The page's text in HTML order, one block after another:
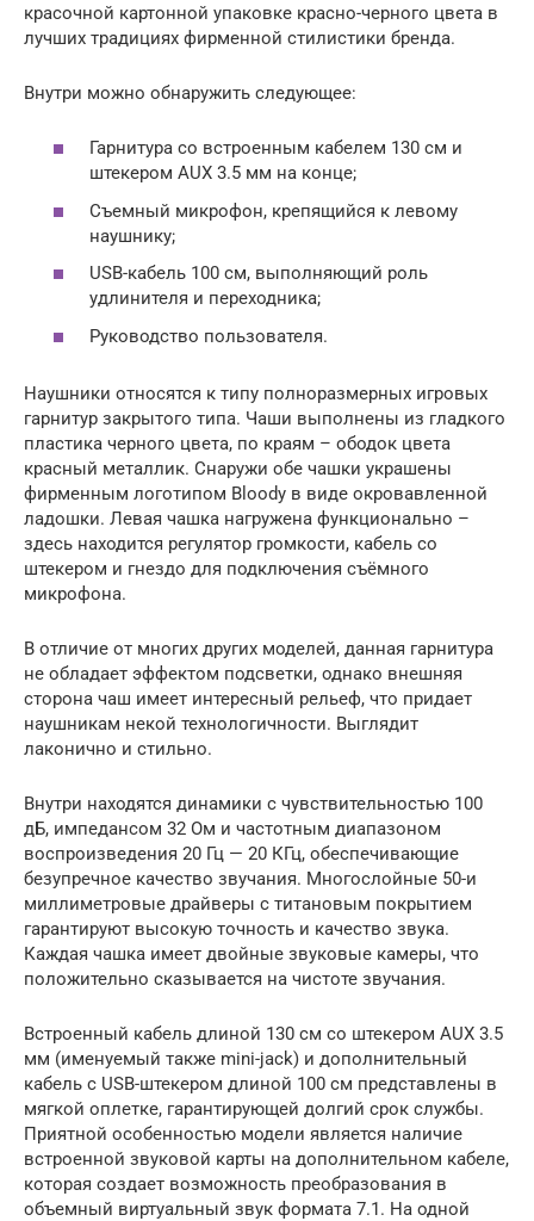
красочной картонной упаковке красно-черного цвета в
лучших традициях фирменной стилистики бренда.
Внутри можно обнаружить следующее:
Гарнитура со встроенным кабелем 130 см и
штекером AUX 3.5 мм на конце;
Съемный микрофон, крепящийся к левому
наушнику;
USB-кабель 100 см, выполняющий роль
удлинителя и переходника;
Руководство пользователя.
Наушники относятся к типу полноразмерных игровых
гарнитур закрытого типа. Чаши выполнены из гладкого
пластика черного цвета, по краям – ободок цвета
красный металлик. Снаружи обе чашки украшены
фирменным логотипом Bloody в виде окровавленной
ладошки. Левая чашка нагружена функционально –
здесь находится регулятор громкости, кабель со
штекером и гнездо для подключения съёмного
микрофона.
В отличие от многих других моделей, данная гарнитура
не обладает эффектом подсветки, однако внешняя
сторона чаш имеет интересный рельеф, что придает
наушникам некой технологичности. Выглядит
лаконично и стильно.
Внутри находятся динамики с чувствительностью 100
дБ, импедансом 32 Ом и частотным диапазоном
воспроизведения 20 Гц — 20 КГц, обеспечивающие
безупречное качество звучания. Многослойные 50-и
миллиметровые драйверы с титановым покрытием
гарантируют высокую точность и качество звука.
Каждая чашка имеет двойные звуковые камеры, что
положительно сказывается на чистоте звучания.
Встроенный кабель длиной 130 см со штекером AUX 3.5
мм (именуемый также mini-jack) и дополнительный
кабель с USB-штекером длиной 100 см представлены в
мягкой оплетке, гарантирующей долгий срок службы.
Приятной особенностью модели является наличие
встроенной звуковой карты на дополнительном кабеле,
которая создает возможность преобразования в
объемный виртуальный звук формата 7.1. На одной